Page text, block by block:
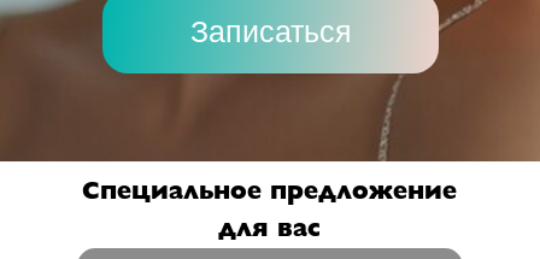
Специальное предложение
для вас